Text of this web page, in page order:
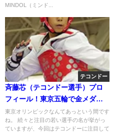
MINDOL（ミンド...
テコンドー
斉藤芯（テコンドー選手）プロ
フィール！東京五輪で金メダル
狙う！
東京オリンピックなんてあっという間です
ね。 続々と注目の若い選手の名が挙がっ
ていますが、今回はテコンドーに注目して